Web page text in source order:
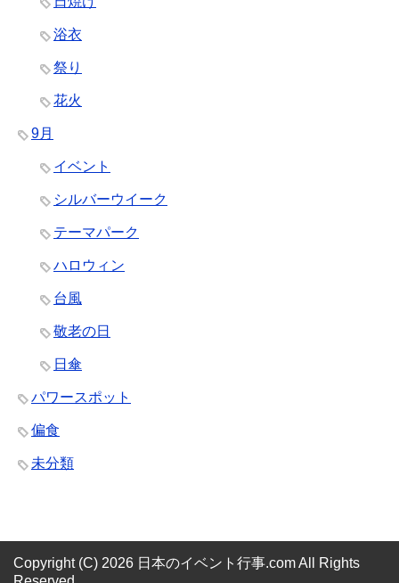
浴衣
祭り
花火
9月
イベント
シルバーウイーク
テーマパーク
ハロウィン
台風
敬老の日
日傘
パワースポット
偏食
未分類
Copyright (C) 2026 日本のイベント行事.comAll Rights